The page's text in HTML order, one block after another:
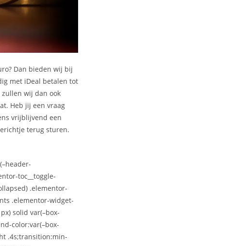
Dan bieden wij bij
met iDeal betalen tot
wij dan ook
Heb jij een vraag
vrijblijvend een
terug sturen.
toc__toggle-
.elementor-
.elementor-widget-
solid var(–box-
color:var(–box-
.4s;transition:min-